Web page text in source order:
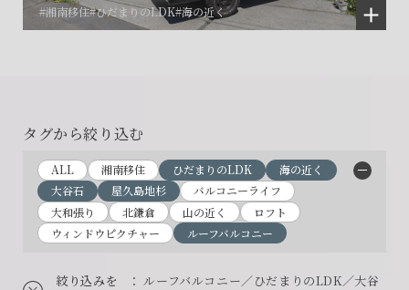
#湘南移住#ひだまりのLDK#海の近く
タグから絞り込む
ALL 湘南移住 ひだまりのLDK
海の近く
大谷石
屋久島地杉
バルコニーライフ
大和張り
北鎌倉 山の近く
ロフト
ウィンドウピクチャー
ルーフバルコニー
絞り込みを ： ルーフバルコニー／ひだまりのLDK／大谷